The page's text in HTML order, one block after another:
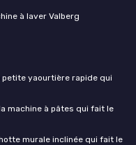
à laver Valberg
petite yaourtière rapide qui
machine à pâtes qui fait le
murale inclinée qui fait le